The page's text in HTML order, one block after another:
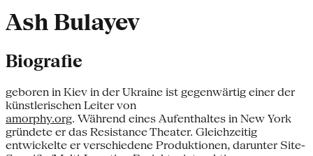
Ash Bulayev
Biografie
geboren in Kiev in der Ukraine ist gegenwärtig einer der
künstlerischen Leiter von
amorphy.org. Während eines Aufenthaltes in New York
gründete er das Resistance Theater. Gleichzeitig
entwickelte er verschiedene Produktionen, darunter Site-